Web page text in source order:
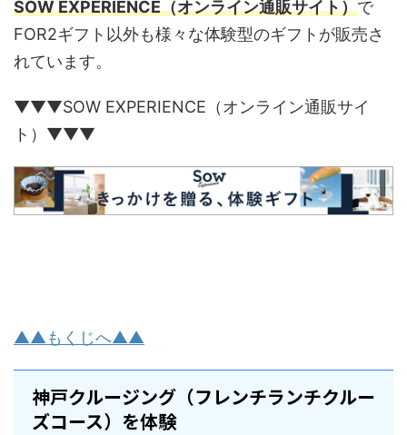
SOW EXPERIENCE（オンライン通販サイト）で
FOR2ギフト以外も様々な体験型のギフトが販売さ
れています。
▼▼▼SOW EXPERIENCE（オンライン通販サイ
ト）▼▼▼
▲▲もくじへ▲▲
神戸クルージング（フレンチランチクルー
ズコース）を体験